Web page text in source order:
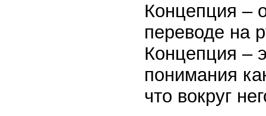
Концепция –
переводе на
Концепция –
понимания
что вокруг